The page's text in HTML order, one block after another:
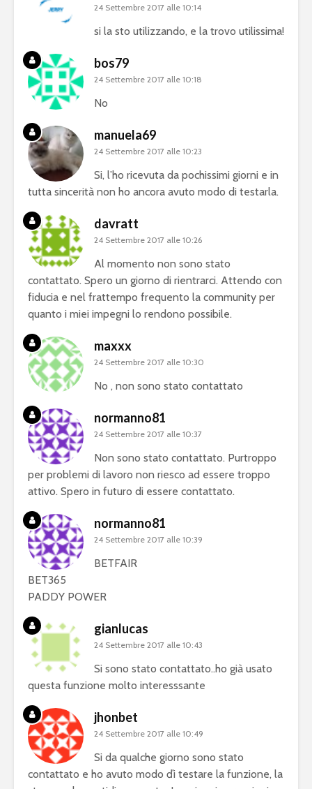
24 Settembre 2017 alle 10:14
si la sto utilizzando, e la trovo utilissima!
bos79
24 Settembre 2017 alle 10:18
No
manuela69
24 Settembre 2017 alle 10:23
Si, l’ho ricevuta da pochissimi giorni e in
tutta sincerità non ho ancora avuto modo di testarla.
davratt
24 Settembre 2017 alle 10:26
Al momento non sono stato
contattato. Spero un giorno di rientrarci. Attendo con
fiducia e nel frattempo frequento la community per
quanto i miei impegni lo rendono possibile.
maxxx
24 Settembre 2017 alle 10:30
No , non sono stato contattato
normanno81
24 Settembre 2017 alle 10:37
Non sono stato contattato. Purtroppo
per problemi di lavoro non riesco ad essere troppo
attivo. Spero in futuro di essere contattato.
normanno81
24 Settembre 2017 alle 10:39
BETFAIR
BET365
PADDY POWER
gianlucas
24 Settembre 2017 alle 10:43
Si sono stato contattato..ho già usato
questa funzione molto interesssante
jhonbet
24 Settembre 2017 alle 10:49
Si da qualche giorno sono stato
contattato e ho avuto modo ďi testare la funzione, la